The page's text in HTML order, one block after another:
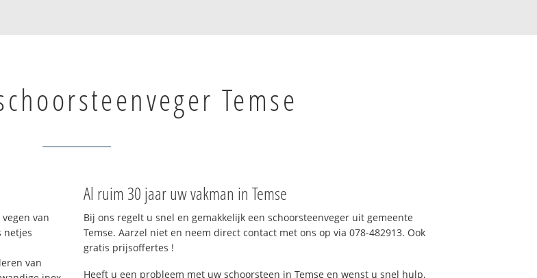
Temse
van
netjes
van
Al ruim 30 jaar uw vakman in Temse
Bij ons regelt u snel en gemakkelijk een schoorsteenveger uit gemeente
Temse. Aarzel niet en neem direct contact met ons op via 078-482913. Ook
gratis prijsoffertes !
Heeft u een probleem met uw schoorsteen in Temse en wenst u snel hulp,